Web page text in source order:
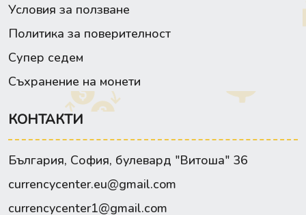
Условия за ползване
Политика за поверителност
Супер седем
Съхранение на монети
КОНТАКТИ
България, София, булевард "Витоша" 36
currencycenter.eu@gmail.com
currencycenter1@gmail.com